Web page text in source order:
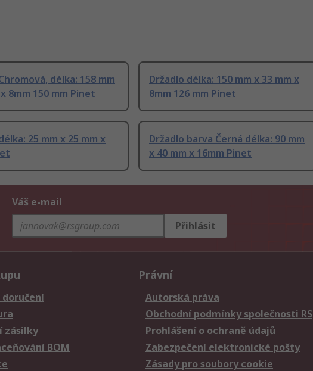
délka: 158 mm
8mm 150 mm Pinet
Držadlo délka: 150 mm x 33 mm x
8mm 126 mm Pinet
25 mm x 25 mm x
Držadlo barva Černá délka: 90 mm
x 40 mm x 16mm Pinet
Váš e-mail
Přihlásit
zásilky
BOM
Právní
Autorská práva
Obchodní podmínky společnosti RS
Prohlášení o ochraně údajů
Zabezpečení elektronické pošty
Zásady pro soubory cookie